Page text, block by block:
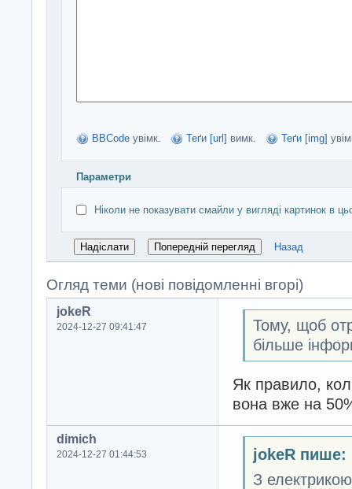
BBCode увімк. Теґи [url] вимк. Теґи [img]
Параметри
Ніколи не показувати смайли у вигляді картинок в
Назад
Огляд теми (нові повідомленні вгорі)
jokeR
2024-12-27 09:41:47
Тому, щоб
більше
Як правило,
вона вже на
dimich
2024-12-27 01:44:53
jokeR пише:
З